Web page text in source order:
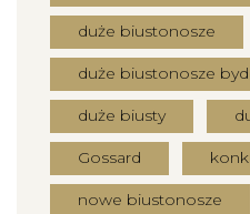
duże biustonosze
duże biustonosze
duże biusty
Gossard
nowe biustonosze